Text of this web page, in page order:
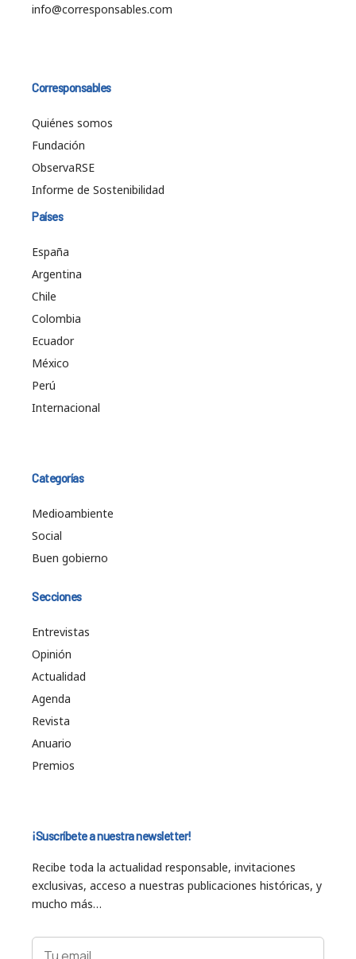
info@corresponsables.com
Corresponsables
Quiénes somos
Fundación
ObservaRSE
Informe de Sostenibilidad
Países
España
Argentina
Chile
Colombia
Ecuador
México
Perú
Internacional
Categorías
Medioambiente
Social
Buen gobierno
Secciones
Entrevistas
Opinión
Actualidad
Agenda
Revista
Anuario
Premios
¡Suscríbete a nuestra newsletter!
Recibe toda la actualidad responsable, invitaciones
exclusivas, acceso a nuestras publicaciones históricas, y
mucho más…